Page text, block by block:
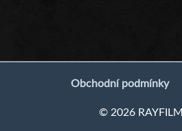
Obchodní podmínky
© 2026